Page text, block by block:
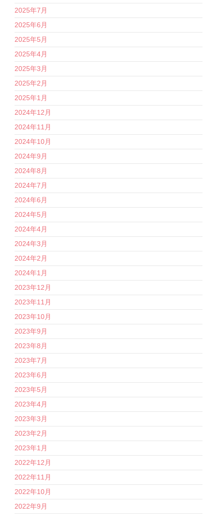
2025年7月
2025年6月
2025年5月
2025年4月
2025年3月
2025年2月
2025年1月
2024年12月
2024年11月
2024年10月
2024年9月
2024年8月
2024年7月
2024年6月
2024年5月
2024年4月
2024年3月
2024年2月
2024年1月
2023年12月
2023年11月
2023年10月
2023年9月
2023年8月
2023年7月
2023年6月
2023年5月
2023年4月
2023年3月
2023年2月
2023年1月
2022年12月
2022年11月
2022年10月
2022年9月